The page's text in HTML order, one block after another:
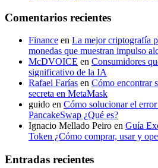
Comentarios recientes
Finance en La mejor criptografía
monedas que muestran impulso
McDVOICE en Consumidores
significativo de la IA
Rafael Farías en Cómo encontrar
secreta en MetaMask
guido en Cómo solucionar el
PancakeSwap ¿Qué es?
Ignacio Mellado Peiro en Guía
Token ¿Cómo comprar, usar y
Entradas recientes